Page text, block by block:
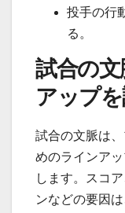
投手の行
る。
試合の
アップ
試合の文脈は
めのラインア
します。スコ
ンなどの要因